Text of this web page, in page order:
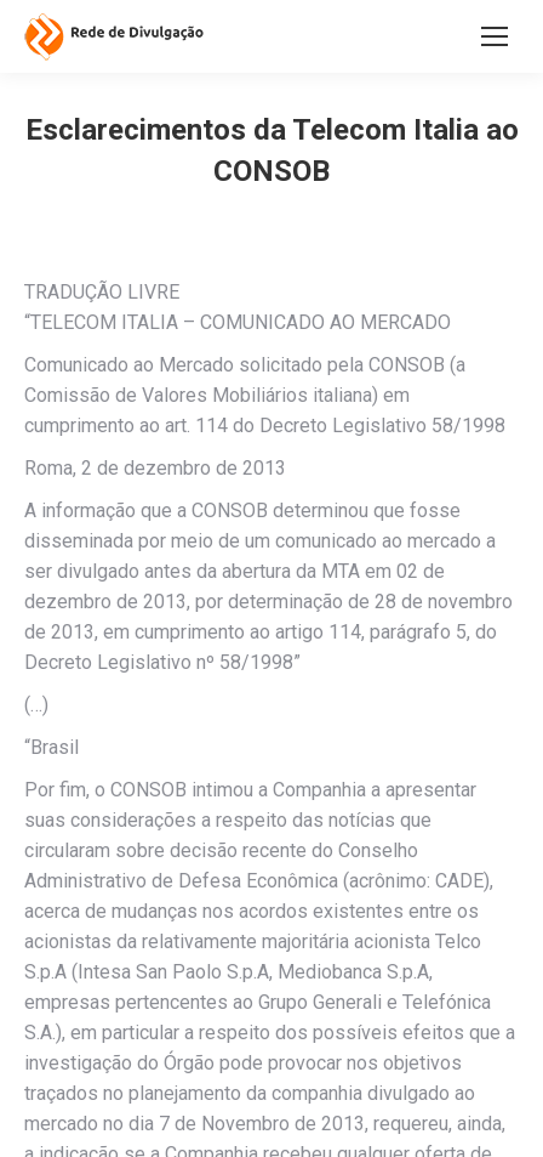
Esclarecimentos da Telecom Italia ao
CONSOB
TRADUÇÃO LIVRE
“TELECOM ITALIA – COMUNICADO AO MERCADO
Comunicado ao Mercado solicitado pela CONSOB (a
Comissão de Valores Mobiliários italiana) em
cumprimento ao art. 114 do Decreto Legislativo 58/1998
Roma, 2 de dezembro de 2013
A informação que a CONSOB determinou que fosse
disseminada por meio de um comunicado ao mercado a
ser divulgado antes da abertura da MTA em 02 de
dezembro de 2013, por determinação de 28 de novembro
de 2013, em cumprimento ao artigo 114, parágrafo 5, do
Decreto Legislativo nº 58/1998”
(…)
“Brasil
Por fim, o CONSOB intimou a Companhia a apresentar
suas considerações a respeito das notícias que
circularam sobre decisão recente do Conselho
Administrativo de Defesa Econômica (acrônimo: CADE),
acerca de mudanças nos acordos existentes entre os
acionistas da relativamente majoritária acionista Telco
S.p.A (Intesa San Paolo S.p.A, Mediobanca S.p.A,
empresas pertencentes ao Grupo Generali e Telefónica
S.A.), em particular a respeito dos possíveis efeitos que a
investigação do Órgão pode provocar nos objetivos
traçados no planejamento da companhia divulgado ao
mercado no dia 7 de Novembro de 2013, requereu, ainda,